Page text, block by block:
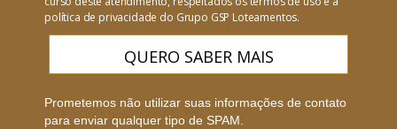
política de privacidade do Grupo GSP Loteamentos.
QUERO SABER MAIS
Prometemos não utilizar suas informações de contato
para enviar qualquer tipo de SPAM.